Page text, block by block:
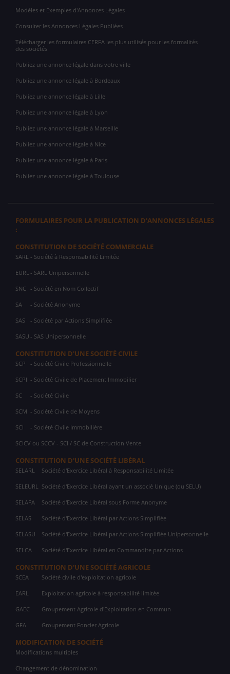
Modèles et Exemples d'Annonces Légales
Consulter les Annonces Légales Publiées
Télécharger les formulaires CERFA les plus utilisés pour les formalités
des sociétés
Publiez une annonce légale dans votre ville
Publiez une annonce légale à Bordeaux
Publiez une annonce légale à Lille
Publiez une annonce légale à Lyon
Publiez une annonce légale à Marseille
Publiez une annonce légale à Nice
Publiez une annonce légale à Paris
Publiez une annonce légale à Toulouse
FORMULAIRES POUR LA PUBLICATION D'ANNONCES LÉGALES
:
CONSTITUTION DE SOCIÉTÉ COMMERCIALE
SARL - Société à Responsabilité Limitée
EURL - SARL Unipersonnelle
SNC - Société en Nom Collectif
SA - Société Anonyme
SAS - Société par Actions Simplifiée
SASU - SAS Unipersonnelle
CONSTITUTION D'UNE SOCIÉTÉ CIVILE
SCP - Société Civile Professionnelle
SCPI - Société Civile de Placement Immobilier
SC - Société Civile
SCM - Société Civile de Moyens
SCI - Société Civile Immobilière
SCICV ou SCCV - SCI / SC de Construction Vente
CONSTITUTION D'UNE SOCIÉTÉ LIBÉRAL
SELARL Société d'Exercice Libéral à Responsabilité Limitée
SELEURL Société d'Exercice Libéral ayant un associé Unique (ou SELU)
SELAFA Société d'Exercice Libéral sous Forme Anonyme
SELAS Société d'Exercice Libéral par Actions Simplifiée
SELASU Société d'Exercice Libéral par Actions Simplifiée Unipersonnelle
SELCA Société d'Exercice Libéral en Commandite par Actions
CONSTITUTION D'UNE SOCIÉTÉ AGRICOLE
SCEA Société civile d'exploitation agricole
EARL Exploitation agricole à responsabilité limitée
GAEC Groupement Agricole d'Exploitation en Commun
GFA Groupement Foncier Agricole
MODIFICATION DE SOCIÉTÉ
Modifications multiples
Changement de dénomination